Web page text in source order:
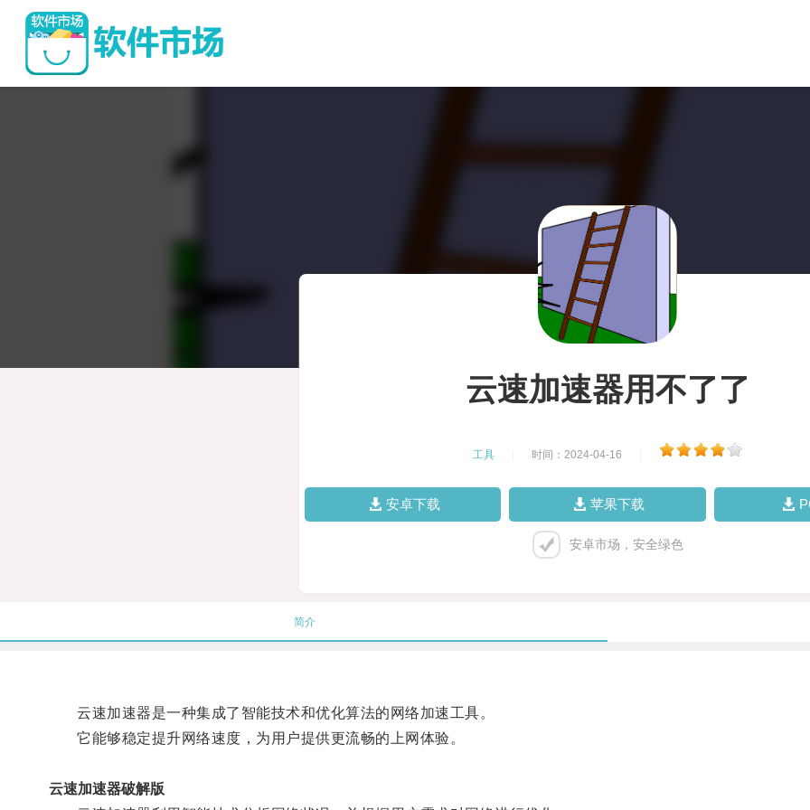
云速加速器用不了了
工具 时间：2024-04-16
安卓下载 苹果下载
安卓市场，安全绿色
简介
云速加速器是一种集成了智能技术和优化算法的网络加速工具。
它能够稳定提升网络速度，为用户提供更流畅的上网体验。
云速加速器破解版